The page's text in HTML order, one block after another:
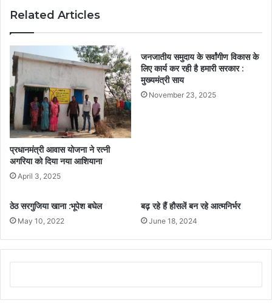
Related Articles
प्रधानमंत्री आवास योजना ने रत्नी
अगरिया को दिया नया आशियाना
April 3, 2025
जनजातीय समुदाय के सर्वांगीण विकास के
लिए कार्य कर रही है हमारी सरकार :
मुख्यमंत्री साय
November 23, 2025
ठेठ सरगुजिया खाना :भूपेश बघेल
May 10, 2022
बढ़ रहे हैं हौसलें बन रहे आत्मनिर्भर
June 18, 2024